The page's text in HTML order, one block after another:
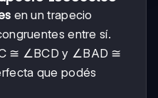
en un trapecio
entre sí.
≅ ∠BCD y ∠BAD ≅
que podés